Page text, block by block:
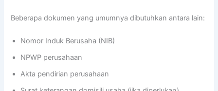
Beberapa dokumen yang umumnya dibutuhkan antara lain:
Nomor Induk Berusaha (NIB)
NPWP perusahaan
Akta pendirian perusahaan